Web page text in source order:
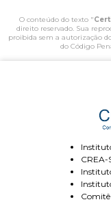
O conteúdo do texto "
direito reservado. Sua
proibida sem a autorização
do Código
CREA-